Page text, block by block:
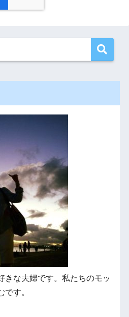
きな夫婦です。私たちのモッ
です。